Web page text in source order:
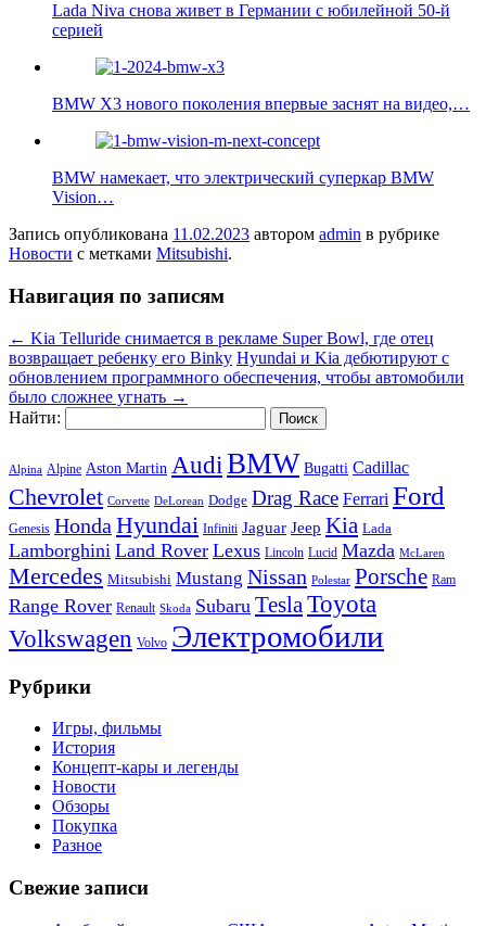
Lada Niva снова живет в Германии с юбилейной 50-й
серией
BMW X3 нового поколения впервые заснят на видео,…
BMW намекает, что электрический суперкар BMW
Vision…
Запись опубликована 11.02.2023 автором admin в рубрике
Новости с метками Mitsubishi.
Навигация по записям
← Kia Telluride снимается в рекламе Super Bowl, где отец
возвращает ребенку его Binky Hyundai и Kia дебютируют с
обновлением программного обеспечения, чтобы автомобили
было сложнее угнать →
Найти:
Alpina Alpine Aston Martin Audi BMW Bugatti Cadillac
Chevrolet Corvette DeLorean Dodge Drag Race Ferrari Ford
Genesis Honda Hyundai Infiniti Jaguar Jeep Kia Lada
Lamborghini Land Rover Lexus Lincoln Lucid Mazda McLaren
Mercedes Mitsubishi Mustang Nissan Polestar Porsche Ram
Range Rover Renault Skoda Subaru TeslaToyota
Volkswagen Volvo Электромобили
Рубрики
Игры, фильмы
История
Концепт-кары и легенды
Новости
Обзоры
Покупка
Разное
Свежие записи